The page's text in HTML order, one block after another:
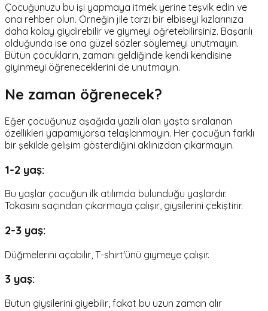
Çocuğunuzu bu işi yapmaya itmek yerine teşvik edin ve
ona rehber olun. Örneğin jile tarzı bir elbiseyi kızlarınıza
daha kolay giydirebilir ve giymeyi öğretebilirsiniz. Başarılı
olduğunda ise ona güzel sözler söylemeyi unutmayın.
Bütün çocukların, zamanı geldiğinde kendi kendisine
giyinmeyi öğreneceklerini de unutmayın.
Ne zaman öğrenecek?
Eğer çocuğunuz aşağıda yazılı olan yaşta sıralanan
özellikleri yapamıyorsa telaşlanmayın. Her çocuğun farklı
bir şekilde gelişim gösterdiğini aklınızdan çıkarmayın.
1-2 yaş:
Bu yaşlar çocuğun ilk atılımda bulunduğu yaşlardır.
Tokasını saçından çıkarmaya çalışır, giysilerini çekiştirir.
2-3 yaş:
Düğmelerini açabilir, T-shirt'ünü giymeye çalışır.
3 yaş:
Bütün giysilerini giyebilir, fakat bu uzun zaman alır